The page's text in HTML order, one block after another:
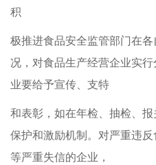
积
极推进食品安全监管部门在
况，对食品生产经营企业实
业要给予宣传、支特
和表彰，如在年检、抽检、
保护和激励机制。对严重违
等严重失信的企业，